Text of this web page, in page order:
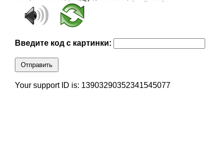
Введите код с картинки:
Отправить
Your support ID is: 13903290352341545077